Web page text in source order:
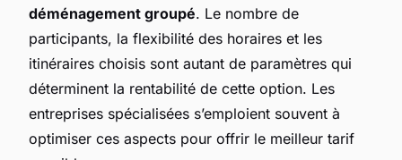
déménagement groupé. Le nombre de
participants, la flexibilité des horaires et les
itinéraires choisis sont autant de paramètres qui
déterminent la rentabilité de cette option. Les
entreprises spécialisées s’emploient souvent à
optimiser ces aspects pour offrir le meilleur tarif